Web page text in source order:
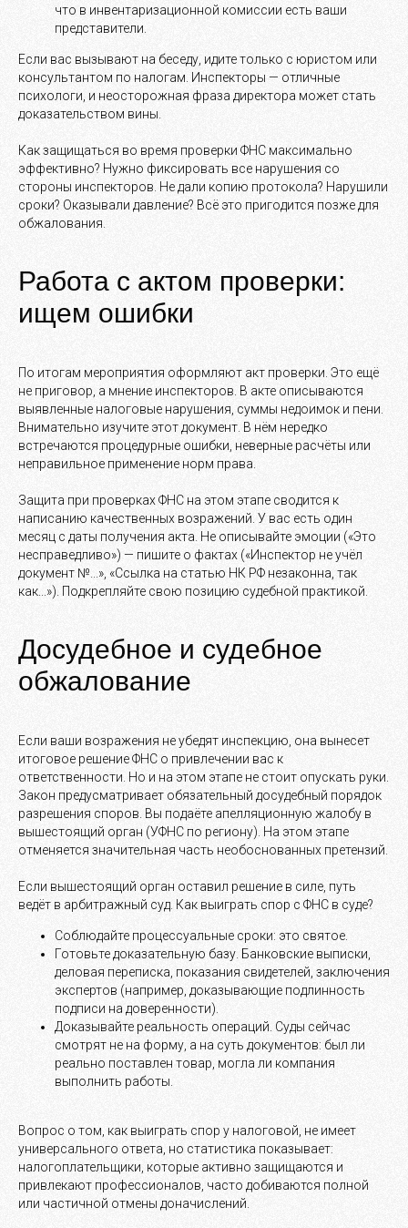
что в инвентаризационной комиссии есть ваши
представители.
Если вас вызывают на беседу, идите только с юристом или
консультантом по налогам. Инспекторы — отличные
психологи, и неосторожная фраза директора может стать
доказательством вины.
Как защищаться во время проверки ФНС максимально
эффективно? Нужно фиксировать все нарушения со
стороны инспекторов. Не дали копию протокола? Нарушили
сроки? Оказывали давление? Всё это пригодится позже для
обжалования.
Работа с актом проверки:
ищем ошибки
По итогам мероприятия оформляют акт проверки. Это ещё
не приговор, а мнение инспекторов. В акте описываются
выявленные налоговые нарушения, суммы недоимок и пени.
Внимательно изучите этот документ. В нём нередко
встречаются процедурные ошибки, неверные расчёты или
неправильное применение норм права.
Защита при проверках ФНС на этом этапе сводится к
написанию качественных возражений. У вас есть один
месяц с даты получения акта. Не описывайте эмоции («Это
несправедливо») — пишите о фактах («Инспектор не учёл
документ №...», «Ссылка на статью НК РФ незаконна, так
как...»). Подкрепляйте свою позицию судебной практикой.
Досудебное и судебное
обжалование
Если ваши возражения не убедят инспекцию, она вынесет
итоговое решение ФНС о привлечении вас к
ответственности. Но и на этом этапе не стоит опускать руки.
Закон предусматривает обязательный досудебный порядок
разрешения споров. Вы подаёте апелляционную жалобу в
вышестоящий орган (УФНС по региону). На этом этапе
отменяется значительная часть необоснованных претензий.
Если вышестоящий орган оставил решение в силе, путь
ведёт в арбитражный суд. Как выиграть спор с ФНС в суде?
Соблюдайте процессуальные сроки: это святое.
Готовьте доказательную базу. Банковские выписки,
деловая переписка, показания свидетелей, заключения
экспертов (например, доказывающие подлинность
подписи на доверенности).
Доказывайте реальность операций. Суды сейчас
смотрят не на форму, а на суть документов: был ли
реально поставлен товар, могла ли компания
выполнить работы.
Вопрос о том, как выиграть спор у налоговой, не имеет
универсального ответа, но статистика показывает:
налогоплательщики, которые активно защищаются и
привлекают профессионалов, часто добиваются полной
или частичной отмены доначислений.